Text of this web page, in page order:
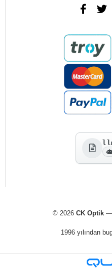
© 2026 CK Optik—
1996 yılından